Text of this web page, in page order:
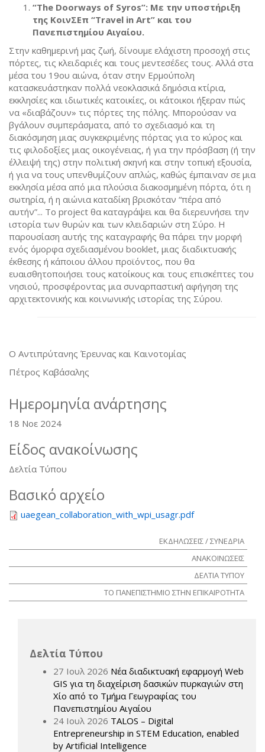
“The Doorways of Syros”: Με την υποστήριξη
της ΚοινΣΕπ “Travel in Art” και του
Πανεπιστημίου Αιγαίου.
Στην καθημερινή μας ζωή, δίνουμε ελάχιστη προσοχή στις
πόρτες, τις κλειδαριές και τους μεντεσέδες τους. Αλλά στα
μέσα του 19ου αιώνα, όταν στην Ερμούπολη
κατασκευάστηκαν πολλά νεοκλασικά δημόσια κτίρια,
εκκλησίες και ιδιωτικές κατοικίες, οι κάτοικοι ήξεραν πώς
να «διαβάζουν» τις πόρτες της πόλης. Μπορούσαν να
βγάλουν συμπεράσματα, από το σχεδιασμό και τη
διακόσμηση μιας συγκεκριμένης πόρτας για το κύρος και
τις φιλοδοξίες μιας οικογένειας, ή για την πρόσβαση (ή την
έλλειψή της) στην πολιτική σκηνή και στην τοπική εξουσία,
ή για να τους υπενθυμίζουν απλώς, καθώς έμπαιναν σε μια
εκκλησία μέσα από μια πλούσια διακοσμημένη πόρτα, ότι η
σωτηρία, ή η αιώνια καταδίκη βρισκόταν “πέρα από
αυτήν”... Το project θα καταγράψει και θα διερευνήσει την
ιστορία των θυρών και των κλειδαριών στη Σύρο. H
παρουσίαση αυτής της καταγραφής θα πάρει την μορφή
ενός όμορφα σχεδιασμένου booklet, μιας διαδικτυακής
έκθεσης ή κάποιου άλλου προϊόντος, που θα
ευαισθητοποιήσει τους κατοίκους και τους επισκέπτες του
νησιού, προσφέροντας μια συναρπαστική αφήγηση της
αρχιτεκτονικής και κοινωνικής ιστορίας της Σύρου.
O Αντιπρύτανης Έρευνας και Καινοτομίας
Πέτρος Καβάσαλης
Ημερομηνία ανάρτησης
18 Νοε 2024
Είδος ανακοίνωσης
Δελτία Τύπου
Βασικό αρχείο
uaegean_collaboration_with_wpi_usagr.pdf
ΕΚΔΗΛΩΣΕΙΣ / ΣΥΝΕΔΡΙΑ
ΑΝΑΚΟΙΝΩΣΕΙΣ
ΔΕΛΤΙΑ ΤΥΠΟΥ
ΤΟ ΠΑΝΕΠΙΣΤΗΜΙΟ ΣΤΗΝ ΕΠΙΚΑΙΡΟΤΗΤΑ
Δελτία Τύπου
27 Ιουλ 2026 Νέα διαδικτυακή εφαρμογή Web
GIS για τη διαχείριση δασικών πυρκαγιών στη
Χίο από το Τμήμα Γεωγραφίας του
Πανεπιστημίου Αιγαίου
24 Ιουλ 2026 TALOS – Digital
Entrepreneurship in STEM Education, enabled
by Artificial Intelligence